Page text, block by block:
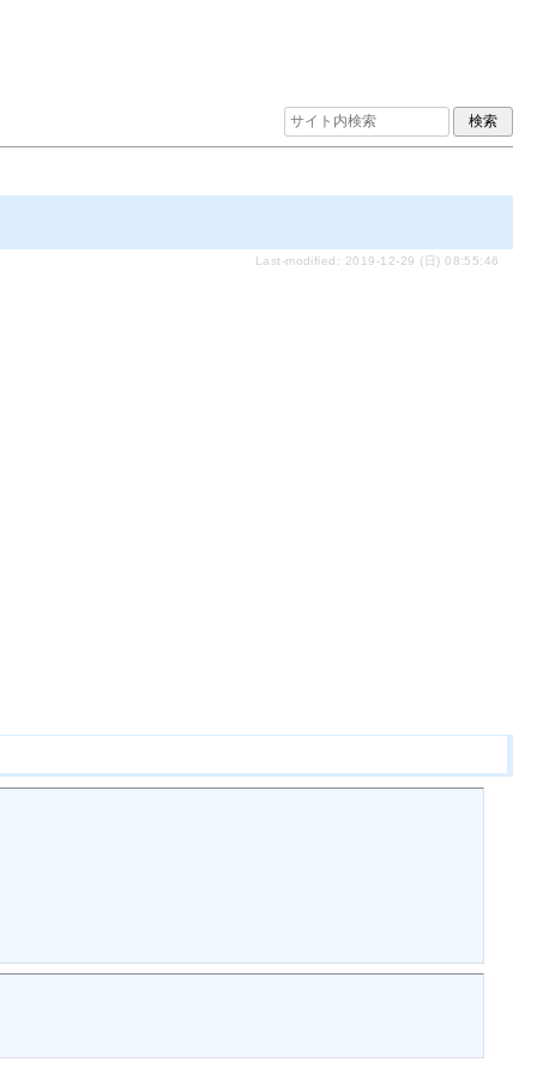
Last-modified: 2019-12-29 (日) 08:55:46